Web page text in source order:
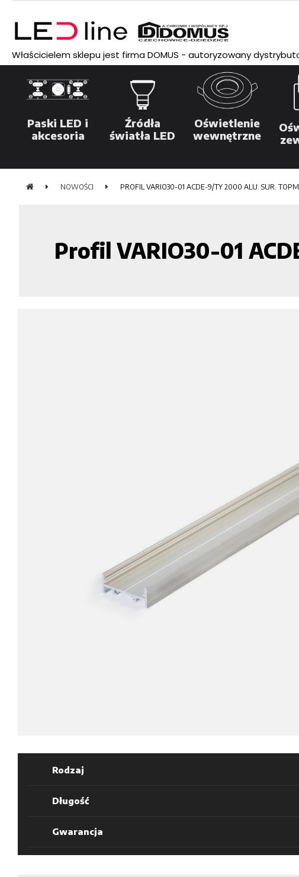
Właścicielem sklepu jest firma DOMUS - autoryzowany
Paski LED i
akcesoria
Źródła
światła LED
Oświetlenie
wewnętrzne
NOWOŚCI PROFIL VARIO30-01 ACDE-9/TY 2000 ALU. SUR.
Profil VARIO30-01
Rodzaj
Długość
Gwarancja